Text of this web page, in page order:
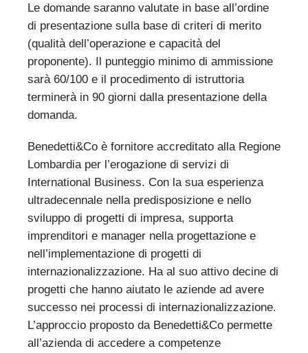
Le domande saranno valutate in base all’ordine
di presentazione sulla base di criteri di merito
(qualità dell’operazione e capacità del
proponente). Il punteggio minimo di ammissione
sarà 60/100 e il procedimento di istruttoria
terminerà in 90 giorni dalla presentazione della
domanda.
Benedetti&Co è fornitore accreditato alla Regione
Lombardia per l’erogazione di servizi di
International Business. Con la sua esperienza
ultradecennale nella predisposizione e nello
sviluppo di progetti di impresa, supporta
imprenditori e manager nella progettazione e
nell’implementazione di progetti di
internazionalizzazione. Ha al suo attivo decine di
progetti che hanno aiutato le aziende ad avere
successo nei processi di internazionalizzazione.
L’approccio proposto da Benedetti&Co permette
all’azienda di accedere a competenze